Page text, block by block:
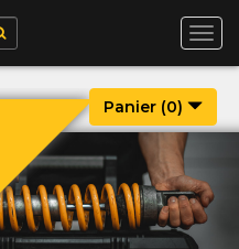
Panier (0)